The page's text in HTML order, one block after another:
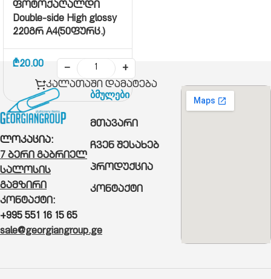
ფოტოქაღალდი
Double-side High glossy
220გრ A4(50ფურც.)
₾20.00 −
+
კალათაში დამატება
ლოკაცია:
7 ბერი გაბრიელ
სალოსის
გამზირი
კონტაქტი:
+995 551 16 15 65
sale@georgiangroup.ge
ბმულები
მთავარი
ჩვენ შესახებ
პროდუქცია
კონტაქტი